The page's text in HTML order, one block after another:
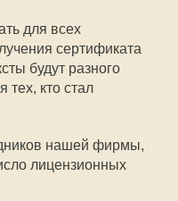
для всех
сертификата
будут разного
тех, кто стал
нашей фирмы,
лицензионных